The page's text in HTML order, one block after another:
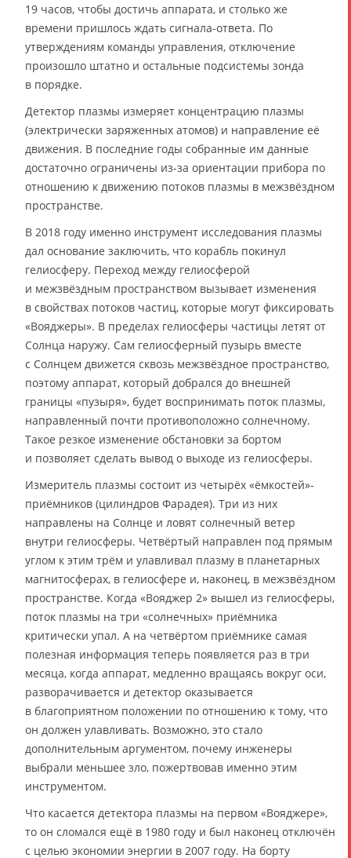
19 часов, чтобы достичь аппарата, и столько же
времени пришлось ждать сигнала-ответа. По
утверждениям команды управления, отключение
произошло штатно и остальные подсистемы зонда
в порядке.
Детектор плазмы измеряет концентрацию плазмы
(электрически заряженных атомов) и направление её
движения. В последние годы собранные им данные
достаточно ограничены из-за ориентации прибора по
отношению к движению потоков плазмы в межзвёздном
пространстве.
В 2018 году именно инструмент исследования плазмы
дал основание заключить, что корабль покинул
гелиосферу. Переход между гелиосферой
и межзвёздным пространством вызывает изменения
в свойствах потоков частиц, которые могут фиксировать
«Вояджеры». В пределах гелиосферы частицы летят от
Солнца наружу. Сам гелиосферный пузырь вместе
с Солнцем движется сквозь межзвёздное пространство,
поэтому аппарат, который добрался до внешней
границы «пузыря», будет воспринимать поток плазмы,
направленный почти противоположно солнечному.
Такое резкое изменение обстановки за бортом
и позволяет сделать вывод о выходе из гелиосферы.
Измеритель плазмы состоит из четырёх «ёмкостей»-
приёмников (цилиндров Фарадея). Три из них
направлены на Солнце и ловят солнечный ветер
внутри гелиосферы. Четвёртый направлен под прямым
углом к этим трём и улавливал плазму в планетарных
магнитосферах, в гелиосфере и, наконец, в межзвёздном
пространстве. Когда «Вояджер 2» вышел из гелиосферы,
поток плазмы на три «солнечных» приёмника
критически упал. А на четвёртом приёмнике самая
полезная информация теперь появляется раз в три
месяца, когда аппарат, медленно вращаясь вокруг оси,
разворачивается и детектор оказывается
в благоприятном положении по отношению к тому, что
он должен улавливать. Возможно, это стало
дополнительным аргументом, почему инженеры
выбрали меньшее зло, пожертвовав именно этим
инструментом.
Что касается детектора плазмы на первом «Вояджере»,
то он сломался ещё в 1980 году и был наконец отключён
с целью экономии энергии в 2007 году. На борту